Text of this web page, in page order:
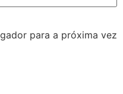
para a próxima vez